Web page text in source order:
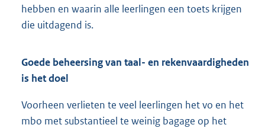
hebben en waarin alle leerlingen een toets krijgen
die uitdagend is.
Goede beheersing van taal- en rekenvaardigheden
is het doel
Voorheen verlieten te veel leerlingen het vo en het
mbo met substantieel te weinig bagage op het